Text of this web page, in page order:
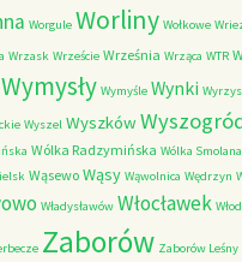
Worgule Worliny Wołkowe
Wrzask Wrzeście Września Wrząca WTR
Wymysły Wymyśle Wynki
Wyszel Wyszków
Wólka Radzymińska Wólka Smolana
Wąsewo Wąsy Wąwolnica Wędrzyn
Władysławów Włocławek
Zaborów Zaborów Leśny